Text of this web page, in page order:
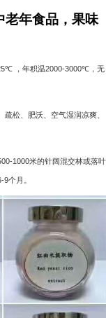
老年食品，果味
，年积温2000-3000℃ ，无
松、肥沃、空气湿润凉爽、
1000米的针阔混交林或落叶
9个月。